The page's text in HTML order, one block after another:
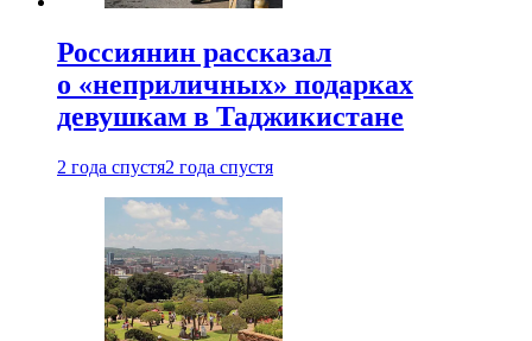
Россиянин рассказал
о «неприличных» подарках
девушкам в Таджикистане
2 года спустя2 года спустя